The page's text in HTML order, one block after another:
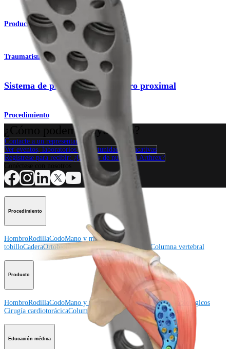
Producto
Traumatismo - Extremidades inferiores
Sistema de placas para el húmero proximal
Procedimiento
¿Cómo podemos ayudarlo?
Contacte a un representante
Ver eventos, laboratorios y oportunidades educativas
Regístrese para recibir: ¿Qué hay de nuevo en Arthrex?
Procedimiento
HombroRodillaCodoMano y muñeca Pie y
tobilloCaderaOrtobiológicos Cirugía cardiotorácica Columna vertebral
Producto
HombroRodillaCodoMano y muñeca Pie y tobilloCaderaOrtobiológicos
Cirugía cardiotorácicaColumna vertebralImagen y resección
Educación médica